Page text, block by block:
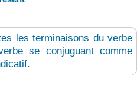
les terminaisons du verbe
se conjuguant comme